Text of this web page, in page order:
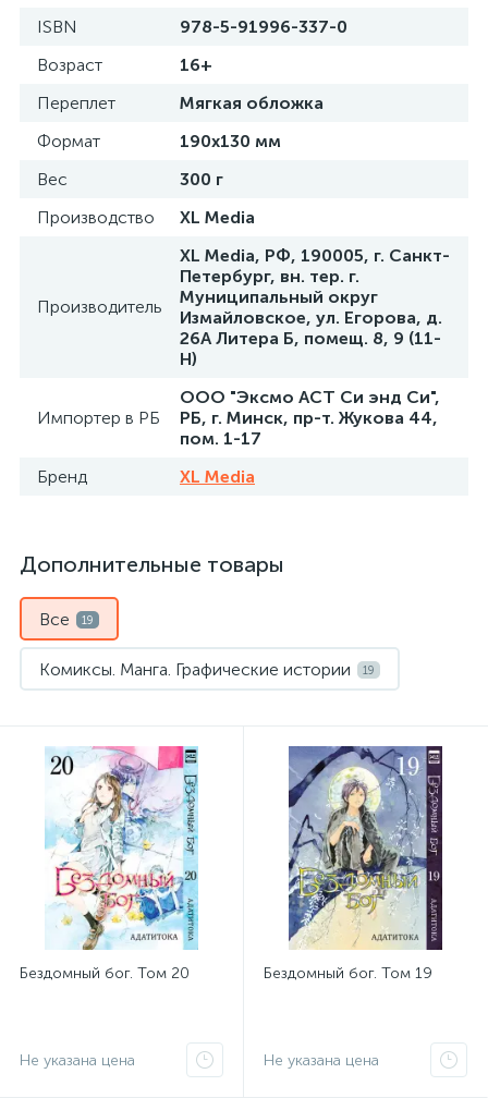
ISBN
978-5-91996-337-0
Возраст
16+
Переплет
Мягкая обложка
Формат
190x130 мм
Вес
300 г
Производство
XL Media
Производитель
XL Media, РФ, 190005, г. Санкт-
Петербург, вн. тер. г.
Муниципальный округ
Измайловское, ул. Егорова, д.
26А Литера Б, помещ. 8, 9 (11-
Н)
Импортер в РБ
ООО "Эксмо АСТ Си энд Си",
РБ, г. Минск, пр-т. Жукова 44,
пом. 1-17
Бренд
XL Media
Дополнительные товары
Все 19
Комиксы. Манга. Графические истории 19
Бездомный бог. Том 20
Не указана цена
Бездомный бог. Том 19
Не указана цена